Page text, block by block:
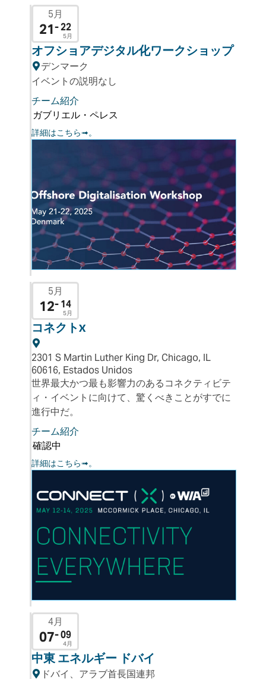
5月
21- 22
5月
オフショアデジタル化ワークショップ
デンマーク
イベントの説明なし
チーム紹介
ガブリエル・ペレス
詳細はこちら➟。
5月
12- 14
5月
コネクトX
2301 S Martin Luther King Dr, Chicago, IL
60616, Estados Unidos
世界最大かつ最も影響力のあるコネクティビテ
ィ・イベントに向けて、驚くべきことがすでに
進行中だ。
チーム紹介
確認中
詳細はこちら➟。
4月
07- 09
4月
中東 エネルギー ドバイ
ドバイ、アラブ首長国連邦